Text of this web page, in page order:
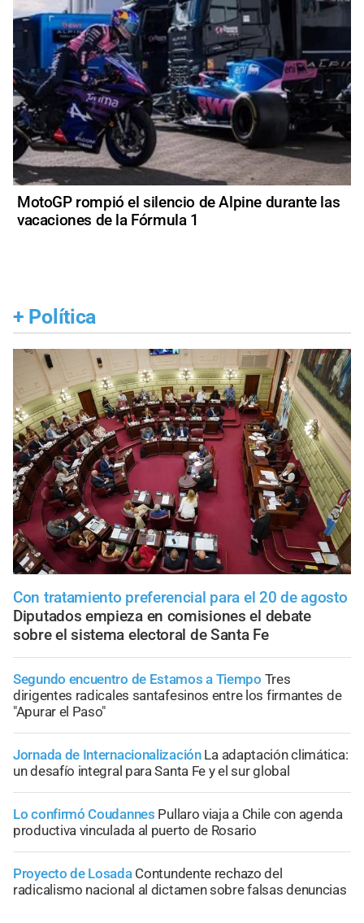
MotoGP rompió el silencio de Alpine durante las
vacaciones de la Fórmula 1
+ Política
Con tratamiento preferencial para el 20 de agosto
Diputados empieza en comisiones el debate
sobre el sistema electoral de Santa Fe
Segundo encuentro de Estamos a Tiempo Tres
dirigentes radicales santafesinos entre los firmantes de
"Apurar el Paso"
Jornada de Internacionalización La adaptación climática:
un desafío integral para Santa Fe y el sur global
Lo confirmó Coudannes Pullaro viaja a Chile con agenda
productiva vinculada al puerto de Rosario
Proyecto de Losada Contundente rechazo del
radicalismo nacional al dictamen sobre falsas denuncias